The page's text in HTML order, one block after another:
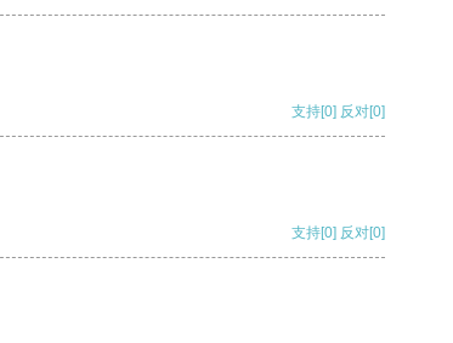
支持[0] 反对[0]
支持[0] 反对[0]